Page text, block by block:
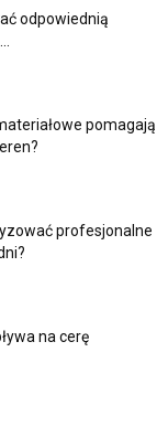
odpowiednią
pomagają
profesjonalne
na cerę